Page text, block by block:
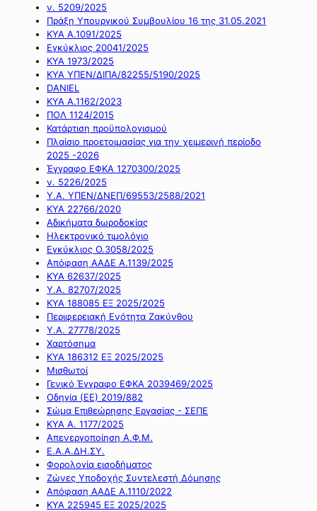
ν. 5209/2025
Πράξη Υπουργικού Συμβουλίου 16 της 31.05.2021
ΚΥΑ Α.1091/2025
Εγκύκλιος 20041/2025
ΚΥΑ 1973/2025
ΚΥΑ ΥΠΕΝ/ΔΙΠΑ/82255/5190/2025
DANIEL
ΚΥΑ Α.1162/2023
ΠΟΛ 1124/2015
Κατάρτιση προϋπολογισμού
Πλαίσιο προετοιμασίας για την χειμερινή περίοδο
2025 -2026
Έγγραφο ΕΦΚΑ 1270300/2025
ν. 5226/2025
Υ.Α. ΥΠΕΝ/ΔΝΕΠ/69553/2588/2021
ΚΥΑ 22766/2020
Αδικήματα δωροδοκίας
Ηλεκτρονικό τιμολόγιο
Εγκύκλιος Ο.3058/2025
Απόφαση ΑΑΔΕ Α.1139/2025
ΚΥΑ 62637/2025
Υ.Α. 82707/2025
ΚΥΑ 188085 ΕΞ 2025/2025
Περιφερειακή Ενότητα Ζακύνθου
Υ.Α. 27778/2025
Χαρτόσημα
ΚΥΑ 186312 ΕΞ 2025/2025
Μισθωτοί
Γενικό Έγγραφο ΕΦΚΑ 2039469/2025
Οδηγία (ΕΕ) 2019/882
Σώμα Επιθεώρησης Εργασίας - ΣΕΠΕ
ΚΥΑ Α. 1177/2025
Απενεργοποίηση Α.Φ.Μ.
Ε.Α.Α.ΔΗ.ΣΥ.
Φορολογία εισοδήματος
Ζώνες Υποδοχής Συντελεστή Δόμησης
Απόφαση ΑΑΔΕ Α.1110/2022
ΚΥΑ 225945 ΕΞ 2025/2025